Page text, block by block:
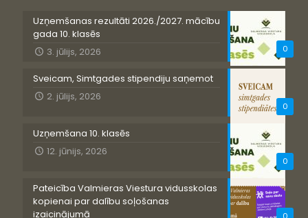
0
Uzņemšanas rezultāti 2026./2027. mācību
gada 10. klasēs
3. jūlijs, 2026
0
Sveicam, Simtgades stipendiju saņemot
2. jūlijs, 2026
0
Uzņemšana 10. klasēs
12. jūnijs, 2026
Pateicība Valmieras Viestura vidusskolas
kopienai par dalību soļošanas
izaicinājumā